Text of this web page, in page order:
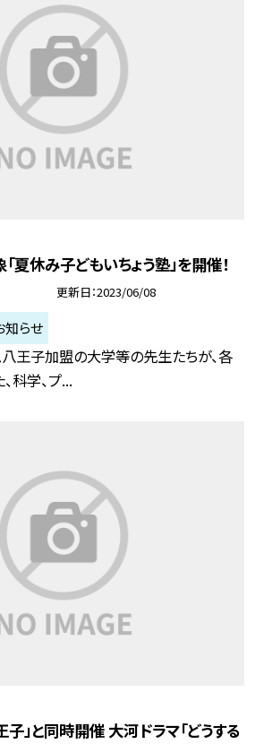
夏休み子どもいちょう塾」を開催！
更新日 2023/06/08
知らせ
王子加盟の大学等の先生たちが、各
科学、プ...
」と同時開催 大河ドラマ「どうする